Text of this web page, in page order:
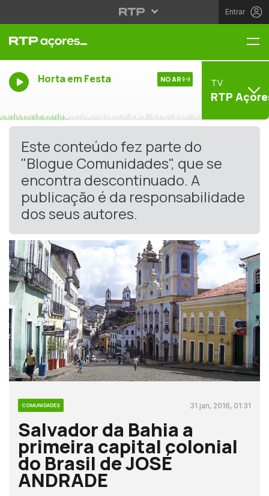
Entrar
Horta em Festa NO AR TV
RTP
Este conteúdo fez parte do
"Blogue Comunidades", que se
encontra descontinuado. A
publicação é da responsabilidade
dos seus autores.
COMUNIDADES 31 jan, 2016, 01:31
Salvador da Bahia a
primeira capital colonial
do Brasil de JOSÉ
ANDRADE